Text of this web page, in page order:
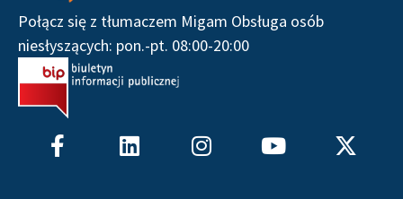
Połącz się z tłumaczem Migam Obsługa osób
niesłyszących: pon.-pt. 08:00-20:00
F
a
L
i
I
n o -